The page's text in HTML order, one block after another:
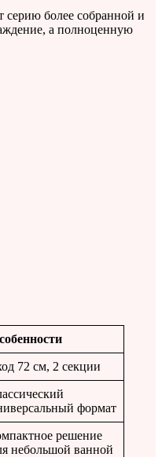
серию более собранной и
а полноценную
72 см, 2 секции
формат
решение
небольшой ванной